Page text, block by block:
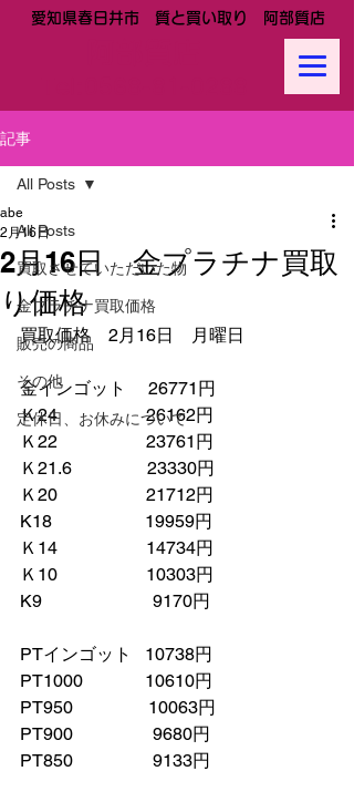
愛知県春日井市 質と買い取り 阿部質店
記事
All Posts
買取させていただいた物
金プラチナ買取価格
販売の商品
その他
定休日、お休みについて
All Posts
2月16日 金プラチナ買取
り価格
abe
2月16日
買取価格　2月16日　月曜日
金インゴット　 26771円
Ｋ24　　　　　26162円
Ｋ22　　　　　23761円
Ｋ21.6　　　　 23330円
Ｋ20　　　　　21712円
K18　　　　　 19959円
Ｋ14　　　　　14734円
Ｋ10　　　　　10303円
K9　　　　　　 9170円
PTインゴット   10738円
PT1000　　　  10610円
PT950　　　　 10063円
PT900　　　　  9680円
PT850　　　　  9133円